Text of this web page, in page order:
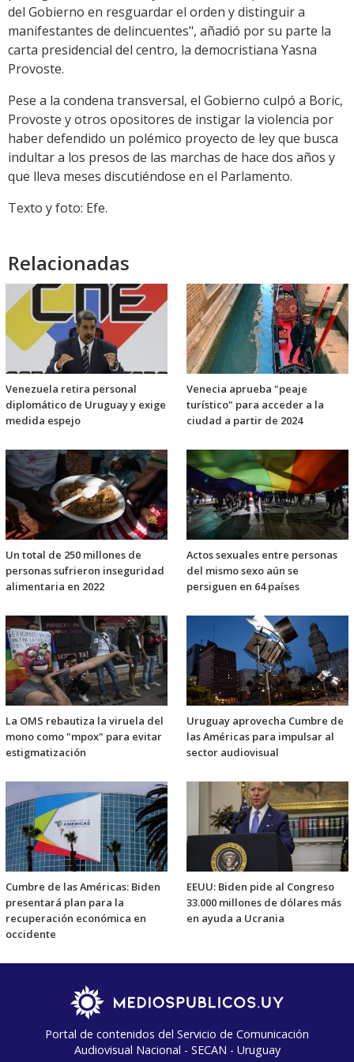
del Gobierno en resguardar el orden y distinguir a
manifestantes de delincuentes", añadió por su parte la
carta presidencial del centro, la democristiana Yasna
Provoste.
Pese a la condena transversal, el Gobierno culpó a Boric,
Provoste y otros opositores de instigar la violencia por
haber defendido un polémico proyecto de ley que busca
indultar a los presos de las marchas de hace dos años y
que lleva meses discutiéndose en el Parlamento.
Texto y foto: Efe.
Relacionadas
Venezuela retira personal
diplomático de Uruguay y exige
medida espejo
Venecia aprueba "peaje
turístico" para acceder a la
ciudad a partir de 2024
Un total de 250 millones de
personas sufrieron inseguridad
alimentaria en 2022
Actos sexuales entre personas
del mismo sexo aún se
persiguen en 64 países
La OMS rebautiza la viruela del
mono como "mpox" para evitar
estigmatización
Uruguay aprovecha Cumbre de
las Américas para impulsar al
sector audiovisual
Cumbre de las Américas: Biden
presentará plan para la
recuperación económica en
occidente
EEUU: Biden pide al Congreso
33.000 millones de dólares más
en ayuda a Ucrania
Portal de contenidos del Servicio de Comunicación
Audiovisual Nacional - SECAN - Uruguay